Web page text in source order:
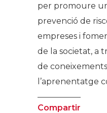
per promoure
prevenció de
empreses i
de la societat, a
de
l’aprenentatge
Compartir